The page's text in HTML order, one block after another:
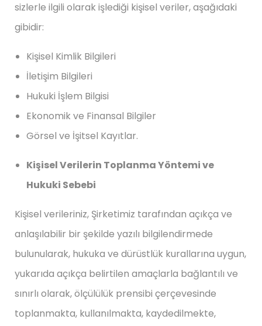
sizlerle ilgili olarak işlediği kişisel veriler, aşağıdaki
gibidir:
Kişisel Kimlik Bilgileri
İletişim Bilgileri
Hukuki İşlem Bilgisi
Ekonomik ve Finansal Bilgiler
Görsel ve İşitsel Kayıtlar.
Kişisel Verilerin Toplanma Yöntemi ve
Hukuki Sebebi
Kişisel verileriniz, Şirketimiz tarafından açıkça ve
anlaşılabilir bir şekilde yazılı bilgilendirmede
bulunularak, hukuka ve dürüstlük kurallarına uygun,
yukarıda açıkça belirtilen amaçlarla bağlantılı ve
sınırlı olarak, ölçülülük prensibi çerçevesinde
toplanmakta, kullanılmakta, kaydedilmekte,